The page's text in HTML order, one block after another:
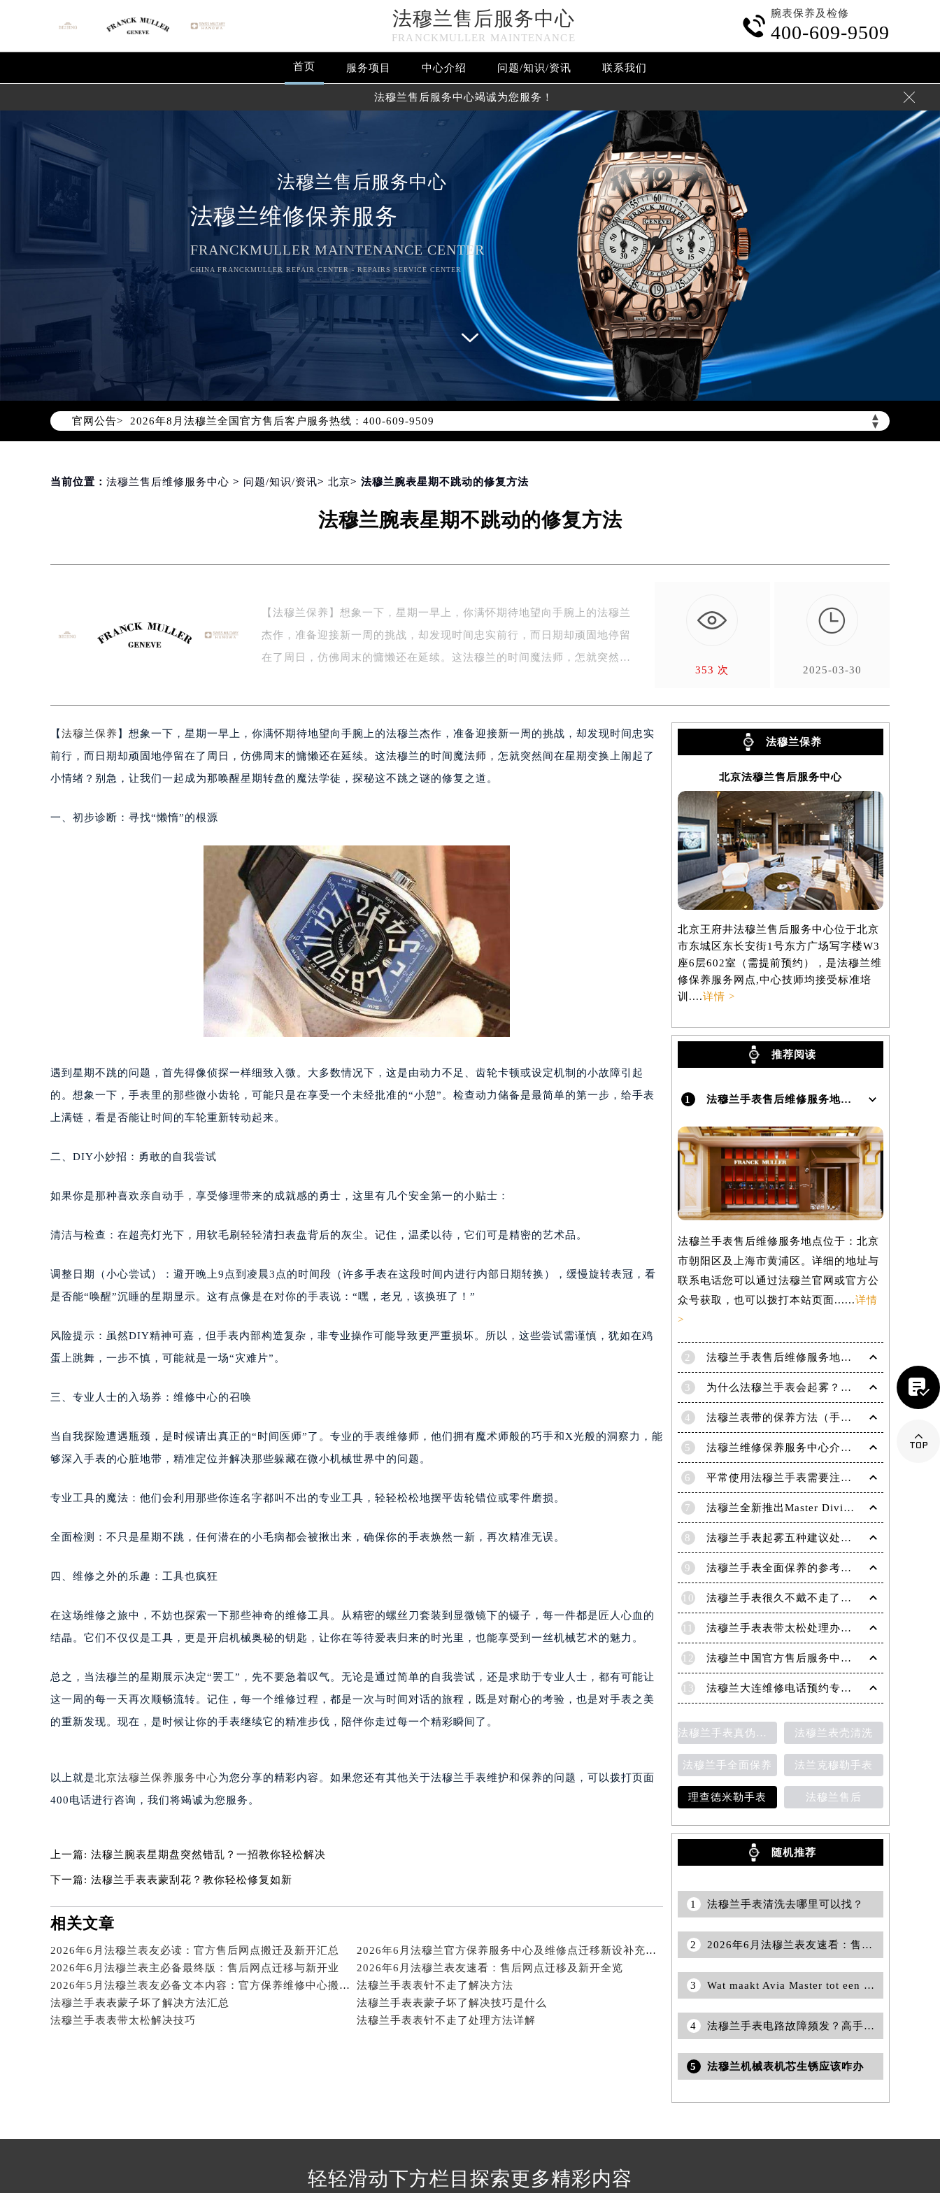
法穆兰售后服务中心
FRANCKMULLER MAINTENANCE

腕表保养及检修
400-609-9509
首页 服务项目 中心介绍 问题/知识/资讯 联系我们
法穆兰售后服务中心竭诚为您服务！ 
法穆兰售后服务中心
法穆兰维修保养服务
FRANCKMULLER MAINTENANCE CENTER
CHINA FRANCKMULLER REPAIR CENTER - REPAIRS SERVICE CENTER
官网公告> ▲
▼
2026年8月法穆兰中国区售后服务网络优化升级公告
2026年8月法穆兰全国官方售后客户服务热线：400-609-9509
法穆兰官方全国统一服务热线400-609-9509，服务覆盖中国大陆、香港、澳门、台湾全部区域（非大陆需加拨“+86”）
2026年8月法穆兰售后服务中心最新网点地址：
北京市东城区东长安街1号东方广场写字楼W3座6层602室（需提前预约）
上海市徐汇区虹桥路3号港汇中心写字楼2座37层3705室（需提前预约）
扬州市邗江区国展路29号星耀天地写字楼1号楼18层1803室（需提前预约）
盐城市盐都区世纪大道5号盐城金融城写字楼1号楼16层1604室（需提前预约）
泰州市海陵区永定东路399号置地商务中心东塔写字楼（华润万象城）17层1706室（需提前预约）
绍兴市越城区胜利东路379号世茂天际中心写字楼8层805室（需提前预约）
嘉兴市南湖区广益路705号嘉兴世界贸易中心写字楼A座13层1304室（需提前预约）
南昌市红谷滩新区红谷中大道998号绿地双子塔（中央广场）A1座办公楼14层07室（需提前预约）
广州市天河区天河路230号万菱汇国际中心写字楼A塔7层704室（需提前预约）
深圳市罗湖区深南东路5001号华润大厦写字楼17层1701室（需提前预约）
惠州市惠城区江北文昌一路7号华贸大厦写字楼1座30层05室（需提前预约）
厦门市思明区湖滨东路95号华润大厦写字楼B座11层1104室（需提前预约）
福州市鼓楼区五四路128-1号恒力城写字楼15层03室（需提前预约）
成都市锦江区人民东路6号SAC东原中心写字楼24层2406B室（需提前预约）
重庆市江北区观音桥步行街2号融恒时代广场写字楼9层902室（需提前预约）
长沙市芙蓉区定王台街道建湘路393号世茂环球金融中心写字楼（芙蓉广场）10层13室（需提前预约）
郑州市二七区铭功路10号华润大厦写字楼29层2905室（需提前预约）
太原市迎泽区解放路15号亨得利名表服务中心（品牌授权店）3层整层（需提前预约）
沈阳市沈河区中街路137号亨得利名表服务中心（品牌授权店）1层整层（需提前预约）
乌鲁木齐市天山区红山路26号时代广场（CCMALL）C座17层17-B（需提前预约）
大连市中山区人民路15号国际金融大厦7层G室（需提前预约）
东莞市东城街道鸿福东路1号民盈国贸中心T1写字楼9层907室（需提前预约）
南通市崇川区工农路57号圆融广场写字楼16层1603室（需提前预约）
武汉市江汉区解放大道686号世界贸易大厦38层09室（需提前预约）
合肥市蜀山区潜山路111号万象城华润大厦B座12楼03室（需提前预约）
泉州市丰泽区宝洲路729号浦西万达中心写字楼A座7楼709室（需提前预约）
烟台市芝罘区胜利路139号万达金融中心A座907室（需提前预约）
长春市朝阳区西安大路727号中银大厦A座(旺进大厦)18层09室（需提前预约）
昆明市盘龙区北京路928号同德昆明广场写字楼10层06室（需提前预约）
西安市碑林区南关正街88号华侨城长安国际中心E座6楼10室（需提前预约）
海口市龙华区金贸东路5号海口华润大厦B座17层1707室（需提前预约）
台州市椒江区东海大道1800号腾达中心东1幢20楼2002室（需提前预约）
甘肃省兰州市七里河区西津西路16号兰州中心写字楼21层2102室（需提前预约）
黑龙江省大庆市萨尔图区会战大街法穆兰售后服务中心（需提前预约）
黑龙江省黑河市爱辉区中央街法穆兰售后服务中心（需提前预约）
黑龙江省鸡西市鸡冠区红军路法穆兰售后服务中心（需提前预约）
黑龙江省牡丹江市东安区太平路法穆兰售后服务中心（需提前预约）
黑龙江省七台河市桃山区大同街法穆兰售后服务中心（需提前预约）
黑龙江省伊春市伊美区通河路法穆兰售后服务中心（需提前预约）
吉林省辽源市龙山区人民大街法穆兰售后服务中心（需提前预约）
吉林省松原市宁江区五环大街法穆兰售后服务中心（需提前预约）
吉林省延边市延吉市解放路法穆兰售后服务中心（需提前预约）
辽宁省鞍山市铁东区站前街法穆兰售后服务中心（需提前预约）
辽宁省本溪市平山区胜利路法穆兰售后服务中心（需提前预约）
辽宁省朝阳市双塔区新华路法穆兰售后服务中心（需提前预约）
辽宁省丹东市振兴区七经街法穆兰售后服务中心（需提前预约）
辽宁省营口市站前区市府路与渤海大街交叉口法穆兰售后服务中心（需提前预约）
当前位置： 法穆兰售后维修服务中心 > 问题/知识/资讯> 北京> 法穆兰腕表星期不跳动的修复方法
法穆兰腕表星期不跳动的修复方法
【法穆兰保养】想象一下，星期一早上，你满怀期待地望向手腕上的法穆兰
杰作，准备迎接新一周的挑战，却发现时间忠实前行，而日期却顽固地停留
在了周日，仿佛周末的慵懒还在延续。这法穆兰的时间魔法师，怎就突然
353 次

2025-03-30
【 法穆兰保养 】想象一下，星期一早上，你满怀期待地望向手腕上的法穆兰杰作，准备迎接新一周的挑战，却发现时间忠实
前行，而日期却顽固地停留在了周日，仿佛周末的慵懒还在延续。这法穆兰的时间魔法师，怎就突然间在星期变换上闹起了
小情绪？别急，让我们一起成为那唤醒星期转盘的魔法学徒，探秘这不跳之谜的修复之道。
一、初步诊断：寻找“懒惰”的根源
遇到星期不跳的问题，首先得像侦探一样细致入微。大多数情况下，这是由动力不足、齿轮卡顿或设定机制的小故障引起
的。想象一下，手表里的那些微小齿轮，可能只是在享受一个未经批准的“小憩”。检查动力储备是最简单的第一步，给手表
上满链，看是否能让时间的车轮重新转动起来。
二、DIY小妙招：勇敢的自我尝试
如果你是那种喜欢亲自动手，享受修理带来的成就感的勇士，这里有几个安全第一的小贴士：
清洁与检查：在超亮灯光下，用软毛刷轻轻清扫表盘背后的灰尘。记住，温柔以待，它们可是精密的艺术品。
调整日期（小心尝试）：避开晚上9点到凌晨3点的时间段（许多手表在这段时间内进行内部日期转换），缓慢旋转表冠，看
是否能“唤醒”沉睡的星期显示。这有点像是在对你的手表说：“嘿，老兄，该换班了！”
风险提示：虽然DIY精神可嘉，但手表内部构造复杂，非专业操作可能导致更严重损坏。所以，这些尝试需谨慎，犹如在鸡
蛋上跳舞，一步不慎，可能就是一场“灾难片”。
三、专业人士的入场券：维修中心的召唤
当自我探险遭遇瓶颈，是时候请出真正的“时间医师”了。专业的手表维修师，他们拥有魔术师般的巧手和X光般的洞察力，能
够深入手表的心脏地带，精准定位并解决那些躲藏在微小机械世界中的问题。
专业工具的魔法：他们会利用那些你连名字都叫不出的专业工具，轻轻松松地摆平齿轮错位或零件磨损。
全面检测：不只是星期不跳，任何潜在的小毛病都会被揪出来，确保你的手表焕然一新，再次精准无误。
四、维修之外的乐趣：工具也疯狂
在这场维修之旅中，不妨也探索一下那些神奇的维修工具。从精密的螺丝刀套装到显微镜下的镊子，每一件都是匠人心血的
结晶。它们不仅仅是工具，更是开启机械奥秘的钥匙，让你在等待爱表归来的时光里，也能享受到一丝机械艺术的魅力。
总之，当法穆兰的星期展示决定“罢工”，先不要急着叹气。无论是通过简单的自我尝试，还是求助于专业人士，都有可能让
这一周的每一天再次顺畅流转。记住，每一个维修过程，都是一次与时间对话的旅程，既是对耐心的考验，也是对手表之美
的重新发现。现在，是时候让你的手表继续它的精准步伐，陪伴你走过每一个精彩瞬间了。
以上就是北京法穆兰保养服务中心为您分享的精彩内容。如果您还有其他关于法穆兰手表维护和保养的问题，可以拨打页面
400电话进行咨询，我们将竭诚为您服务。
上一篇: 法穆兰腕表星期盘突然错乱？一招教你轻松解决
下一篇: 法穆兰手表表蒙刮花？教你轻松修复如新
相关文章
2026年6月法穆兰表友必读：官方售后网点搬迁及新开汇总
2026年6月法穆兰官方保养服务中心及维修点迁移新设补充公告原文发布
2026年6月法穆兰表主必备最终版：售后网点迁移与新开业
2026年6月法穆兰表友速看：售后网点迁移及新开全览
2026年5月法穆兰表友必备文本内容：官方保养维修中心搬迁及新开列表
法穆兰手表表针不走了解决方法
法穆兰手表表蒙子坏了解决方法汇总
法穆兰手表表蒙子坏了解决技巧是什么
法穆兰手表表带太松解决技巧
法穆兰手表表针不走了处理方法详解
法穆兰保养
北京法穆兰售后服务中心
北京王府井法穆兰售后服务中心位于北京
市东城区东长安街1号东方广场写字楼W3
座6层602室（需提前预约），是法穆兰维
修保养服务网点,中心技师均接受标准培
训....详情 >
推荐阅读
1 法穆兰手表售后维修服务地点在哪里呢？
法穆兰手表售后维修服务地点位于：北京
市朝阳区及上海市黄浦区。详细的地址与
联系电话您可以通过法穆兰官网或官方公
众号获取，也可以拨打本站页面......详情
>
2 法穆兰手表售后维修服务地点电话是多少？
3 为什么法穆兰手表会起雾？(法穆兰手表起雾处理方法？)
4 法穆兰表带的保养方法（手表如何保养）
5 法穆兰维修保养服务中心介绍 | 法穆兰
6 平常使用法穆兰手表需要注意哪些事项|法穆兰技师为您讲解
7 法穆兰全新推出Master Diving限量版腕表
8 法穆兰手表起雾五种建议处理方法！
9 法穆兰手表全面保养的参考建议！
10 法穆兰手表很久不戴不走了处理技巧盘点
11 法穆兰手表表带太松处理办法详解
12 法穆兰中国官方售后服务中心｜地址与客户服务热线权威信息通知（2026年7月最新）
13 法穆兰大连维修电话预约专业售后保养服务权威公示（2026年7月最新）
法穆兰手表真伪鉴别 法穆兰表壳清洗
法穆兰手全面保养 法兰克穆勒手表
理查德米勒手表 法穆兰售后
随机推荐
1 法穆兰手表清洗去哪里可以找？
2 2026年6月法穆兰表友速看：售后网点迁移及新开全览
3 Wat maakt Avia Master tot een favoriet onder professionele spelers?
4 法穆兰手表电路故障频发？高手支招，轻松修复秘籍
5 法穆兰机械表机芯生锈应该咋办
轻轻滑动下方栏目探索更多精彩内容

